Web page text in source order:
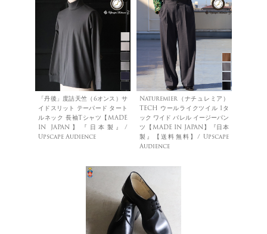
「丹後」度詰天竺（6オンス）サ
イドスリット テーパード タート
ルネック 長袖Tシャツ【MADE
IN JAPAN】『日本製』/
Upscape Audience
Naturemier（ナチュレミア）
TECH ウールライクツイル 1タ
ック ワイド バレル イージーパン
ツ【MADE IN JAPAN】『日本
製』【送料無料】/ Upscape
Audience